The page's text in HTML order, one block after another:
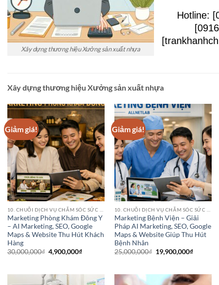
Xây dựng thương hiệu Xưởng sản xuất nhựa
Hotline:
Xây dựng thương hiệu Xưởng sản xuất nhựa
Giảm giá!
Marketing Phòng Khám Đông Y
– AI Marketing, SEO, Google
Maps & Website Thu Hút Khách
Hàng
30,000,000₫ Giá
gốc
4,900,000₫Giá
4,900,000₫.
Giảm giá!
Marketing Bệnh Viện – Giải
Pháp AI Marketing, SEO, Google
Maps & Website Giúp Thu Hút
Bệnh Nhân
25,000,000₫ Giá
gốc
19,900,000₫Giá